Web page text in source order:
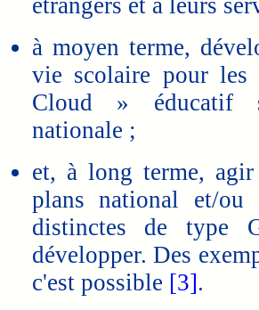
étrangers et à leurs
à moyen terme,
vie scolaire pour
Cloud » éducatif
nationale ;
et, à long terme,
plans national et/ou
distinctes de type
développer. Des
c'est possible [3].